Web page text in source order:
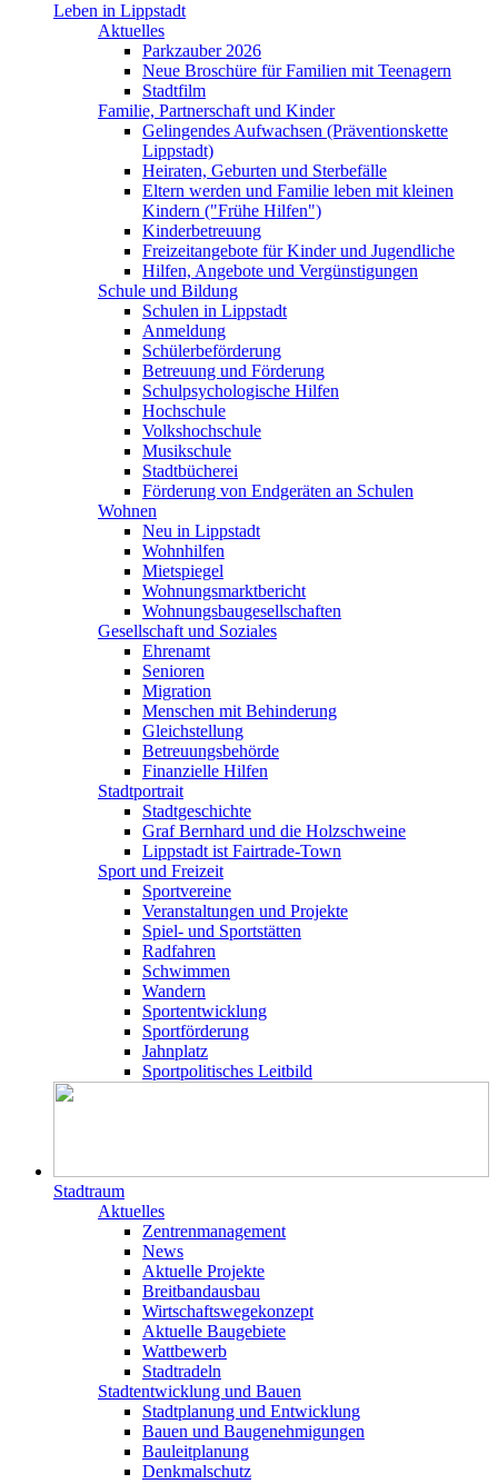
Leben in Lippstadt
Aktuelles
Parkzauber 2026
Neue Broschüre für Familien mit Teenagern
Stadtfilm
Familie, Partnerschaft und Kinder
Gelingendes Aufwachsen (Präventionskette
Lippstadt)
Heiraten, Geburten und Sterbefälle
Eltern werden und Familie leben mit kleinen
Kindern ("Frühe Hilfen")
Kinderbetreuung
Freizeitangebote für Kinder und Jugendliche
Hilfen, Angebote und Vergünstigungen
Schule und Bildung
Schulen in Lippstadt
Anmeldung
Schülerbeförderung
Betreuung und Förderung
Schulpsychologische Hilfen
Hochschule
Volkshochschule
Musikschule
Stadtbücherei
Förderung von Endgeräten an Schulen
Wohnen
Neu in Lippstadt
Wohnhilfen
Mietspiegel
Wohnungsmarktbericht
Wohnungsbaugesellschaften
Gesellschaft und Soziales
Ehrenamt
Senioren
Migration
Menschen mit Behinderung
Gleichstellung
Betreuungsbehörde
Finanzielle Hilfen
Stadtportrait
Stadtgeschichte
Graf Bernhard und die Holzschweine
Lippstadt ist Fairtrade-Town
Sport und Freizeit
Sportvereine
Veranstaltungen und Projekte
Spiel- und Sportstätten
Radfahren
Schwimmen
Wandern
Sportentwicklung
Sportförderung
Jahnplatz
Sportpolitisches Leitbild
Stadtraum
Aktuelles
Zentrenmanagement
News
Aktuelle Projekte
Breitbandausbau
Wirtschaftswegekonzept
Aktuelle Baugebiete
Wattbewerb
Stadtradeln
Stadtentwicklung und Bauen
Stadtplanung und Entwicklung
Bauen und Baugenehmigungen
Bauleitplanung
Denkmalschutz